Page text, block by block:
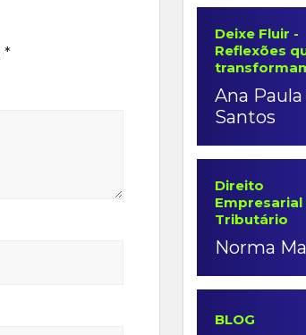
*
Deixe Fluir -
Reflexões
Ana Paula
Santos
Direito
Empresarial
Tributário
Norma
BLOG